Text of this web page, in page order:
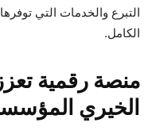
التبرع والخدمات التي
الكامل.
منصة رقمية
الخيري